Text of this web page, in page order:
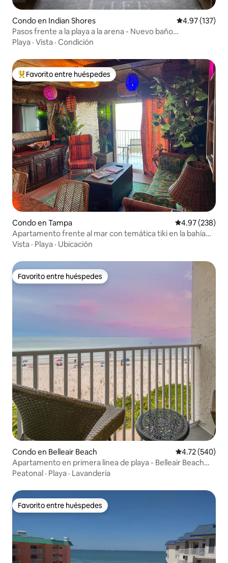
Condo en Indian Shores Calificación
4.97 (137)
Pasos frente a la playa a la arena - Nuevo baño
remodelado
Playa · Vista · Condición
Favorito entre huéspedes preferido
Favorito entre huéspedes
Condo en Tampa Calificación
4.97 (238)
Apartamento frente al mar con temática tiki en la bahía
de Tampa
Vista · Playa · Ubicación
Favorito entre huéspedes
Favorito entre huéspedes
Condo en Belleair Beach Calificación
4.72 (540)
Apartamento en primera línea de playa - Belleair Beach
Club - REFORMADO
Peatonal · Playa · Lavandería
Favorito entre huéspedes
Favorito entre huéspedes